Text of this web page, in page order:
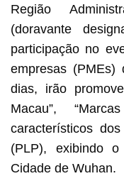
Região
(doravante
participação no
empresas (PMEs)
dias, irão
Macau”,
característicos
(PLP), exibindo
Cidade de Wuhan.